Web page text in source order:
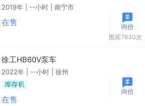
2019年 | --小时 | 南宁市
在售
围观7630次
询价
徐工HB60V泵车
2022年 | --小时 | 徐州
在售
询价